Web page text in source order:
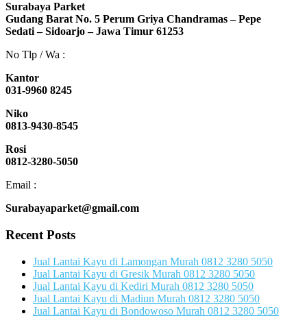
Surabaya Parket
Gudang Barat No. 5 Perum Griya Chandramas – Pepe
Sedati – Sidoarjo – Jawa Timur 61253
No Tlp / Wa :
Kantor
031-9960 8245
Niko
0813-9430-8545
Rosi
0812-3280-5050
Email :
Surabayaparket@gmail.com
Recent Posts
Jual Lantai Kayu di Lamongan Murah 0812 3280 5050
Jual Lantai Kayu di Gresik Murah 0812 3280 5050
Jual Lantai Kayu di Kediri Murah 0812 3280 5050
Jual Lantai Kayu di Madiun Murah 0812 3280 5050
Jual Lantai Kayu di Bondowoso Murah 0812 3280 5050